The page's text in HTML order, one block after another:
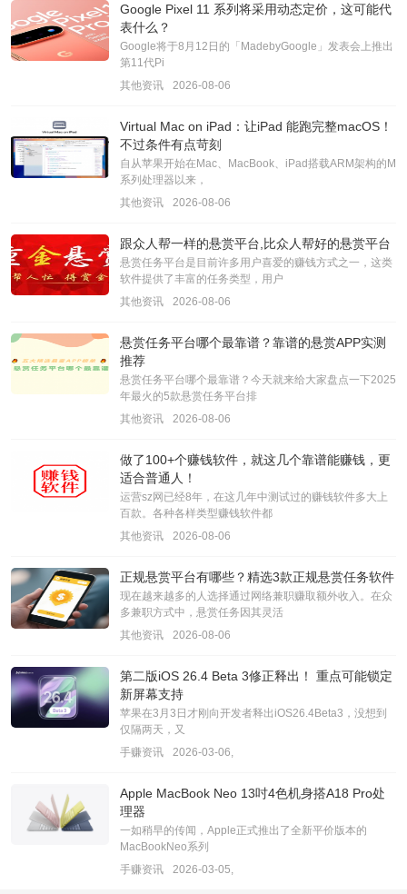
Google Pixel 11 系列将采用动态定价，这可能代
表什么？
Google将于8月12日的「MadebyGoogle」发表会上推出
第11代Pi
其他资讯
2026-08-06
Virtual Mac on iPad：让iPad 能跑完整macOS！
不过条件有点苛刻
自从苹果开始在Mac、MacBook、iPad搭载ARM架构的M
系列处理器以来，
其他资讯
2026-08-06
跟众人帮一样的悬赏平台,比众人帮好的悬赏平台
悬赏任务平台是目前许多用户喜爱的赚钱方式之一，这类
软件提供了丰富的任务类型，用户
其他资讯
2026-08-06
悬赏任务平台哪个最靠谱？靠谱的悬赏APP实测
推荐
悬赏任务平台哪个最靠谱？今天就来给大家盘点一下2025
年最火的5款悬赏任务平台排
其他资讯
2026-08-06
做了100+个赚钱软件，就这几个靠谱能赚钱，更
适合普通人！
运营sz网已经8年，在这几年中测试过的赚钱软件多大上
百款。各种各样类型赚钱软件都
其他资讯
2026-08-06
正规悬赏平台有哪些？精选3款正规悬赏任务软件
现在越来越多的人选择通过网络兼职赚取额外收入。在众
多兼职方式中，悬赏任务因其灵活
其他资讯
2026-08-06
第二版iOS 26.4 Beta 3修正释出！ 重点可能锁定
新屏幕支持
苹果在3月3日才刚向开发者释出iOS26.4Beta3，没想到
仅隔两天，又
手赚资讯
2026-03-06,
Apple MacBook Neo 13吋4色机身搭A18 Pro处
理器
一如稍早的传闻，Apple正式推出了全新平价版本的
MacBookNeo系列
手赚资讯
2026-03-05,